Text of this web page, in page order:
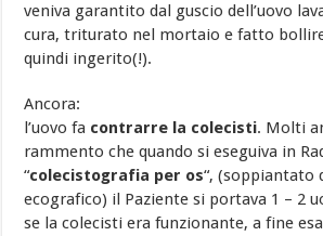
veniva garantito dal guscio dell’uovo
cura, triturato nel mortaio e fatto
quindi ingerito(!).
Ancora:
l’uovo fa contrarre la colecisti. Molti
rammento che quando si eseguiva in
“colecistografia per os“, (soppiantato
ecografico) il Paziente si portava 1 – 2
se la colecisti era funzionante, a fine